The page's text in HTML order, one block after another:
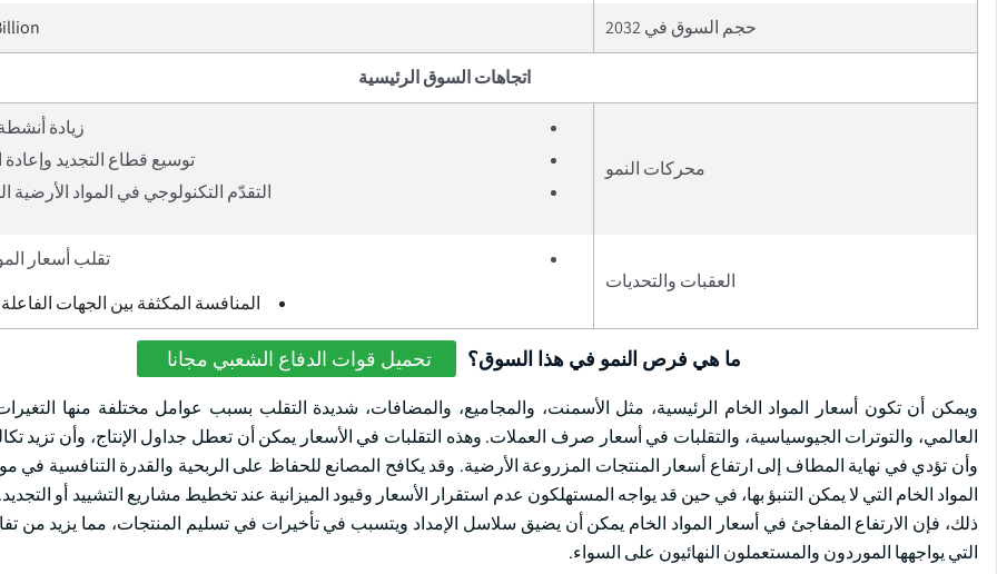
حجم السوق في 2032
اتجاهات السوق الرئيسية
محركات النمو
زيادة
توسيع قطاع التجديد
التقدّم التكنولوجي في المواد الأرضية
العقبات والتحديات
تقلب أسعار
المنافسة المكثفة بين الجهات
ما هي فرص النمو في هذا السوق؟ تحميل قوات الدفاع الشعبي مجانا
ويمكن أن تكون أسعار المواد الخام الرئيسية، مثل الأسمنت، والمجاميع، والمضافات، شديدة التقلب بسبب عوامل مختلفة منها
العالمي، والتوترات الجيوسياسية، والتقلبات في أسعار صرف العملات. وهذه التقلبات في الأسعار يمكن أن تعطل جداول الإنتاج، وأن تزيد
وأن تؤدي في نهاية المطاف إلى ارتفاع أسعار المنتجات المزروعة الأرضية. وقد يكافح المصانع للحفاظ على الربحية والقدرة التنافسية في
المواد الخام التي لا يمكن التنبؤ بها، في حين قد يواجه المستهلكون عدم استقرار الأسعار وقيود الميزانية عند تخطيط مشاريع التشييد أو
ذلك، فإن الارتفاع المفاجئ في أسعار المواد الخام يمكن أن يضيق سلاسل الإمداد ويتسبب في تأخيرات في تسليم المنتجات، مما يزيد من
التي يواجهها الموردون والمستعملون النهائيون على السواء.